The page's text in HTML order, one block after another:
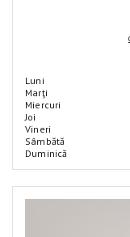
Luni
Marţi
Miercuri
Joi
Vineri
Sâmbătă
Duminică